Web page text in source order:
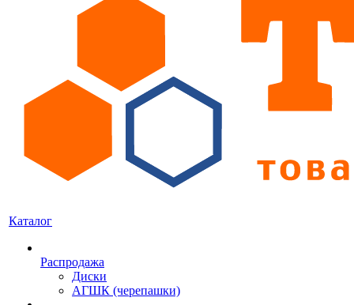
Каталог
Распродажа
Диски
АГШК (черепашки)